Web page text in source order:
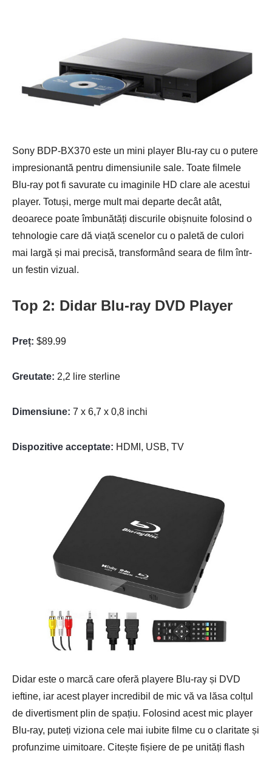
Sony BDP-BX370 este un mini player Blu-ray cu o putere
impresionantă pentru dimensiunile sale. Toate filmele
Blu-ray pot fi savurate cu imaginile HD clare ale acestui
player. Totuși, merge mult mai departe decât atât,
deoarece poate îmbunătăți discurile obișnuite folosind o
tehnologie care dă viață scenelor cu o paletă de culori
mai largă și mai precisă, transformând seara de film într-
un festin vizual.
Top 2: Didar Blu-ray DVD Player
Preț: $89.99
Greutate: 2,2 lire sterline
Dimensiune: 7 x 6,7 x 0,8 inchi
Dispozitive acceptate: HDMI, USB, TV
Didar este o marcă care oferă playere Blu-ray și DVD
ieftine, iar acest player incredibil de mic vă va lăsa colțul
de divertisment plin de spațiu. Folosind acest mic player
Blu-ray, puteți viziona cele mai iubite filme cu o claritate și
profunzime uimitoare. Citește fișiere de pe unități flash